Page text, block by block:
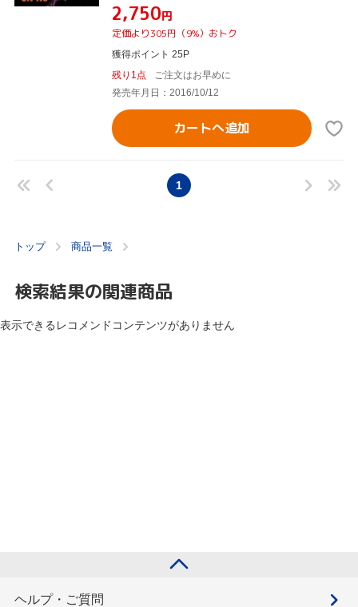
¥2,750円
定価より305円（9%）おトク
獲得ポイント 25P
残り1点
ご注文はお早めに
発売年月日：2016/10/12
カートへ追加
1
トップ 商品一覧
検索結果の関連商品
表示できるレコメンドコンテンツがありません
ヘルプ・ご質問